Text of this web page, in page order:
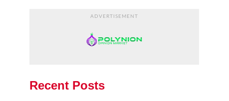
ADVERTISEMENT
Recent Posts